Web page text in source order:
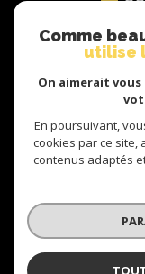
© 2026 | Tous droits
Comme
utilise
On aimerait
En poursuivant,
cookies par ce site,
contenus adaptés